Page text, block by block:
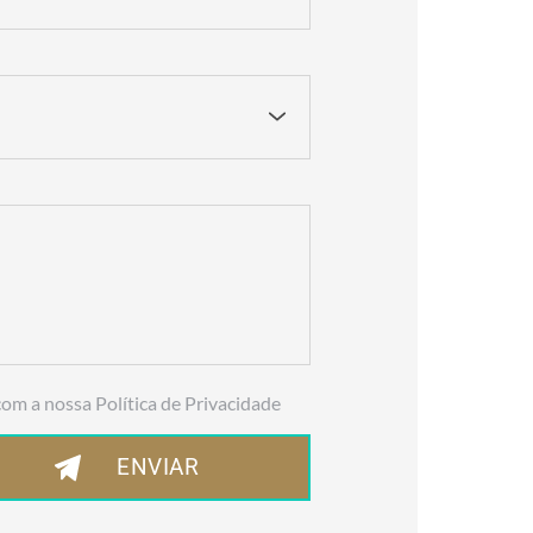
a nossa Política de Privacidade
ENVIAR